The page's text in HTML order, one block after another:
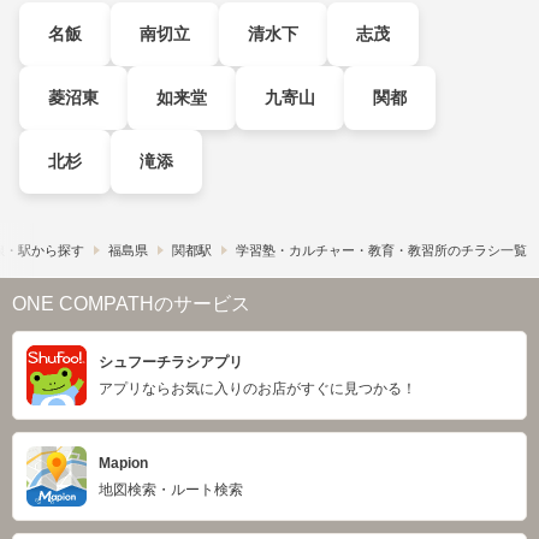
名飯 南切立 清水下 志茂
菱沼東 如来堂 九寄山 関都
北杉 滝添
・駅から探す 福島県 関都駅 学習塾・カルチャー・教育・教習所のチラシ一覧
ONE COMPATHのサービス
シュフーチラシアプリ
アプリならお気に入りのお店がすぐに見つかる！
Mapion
地図検索・ルート検索